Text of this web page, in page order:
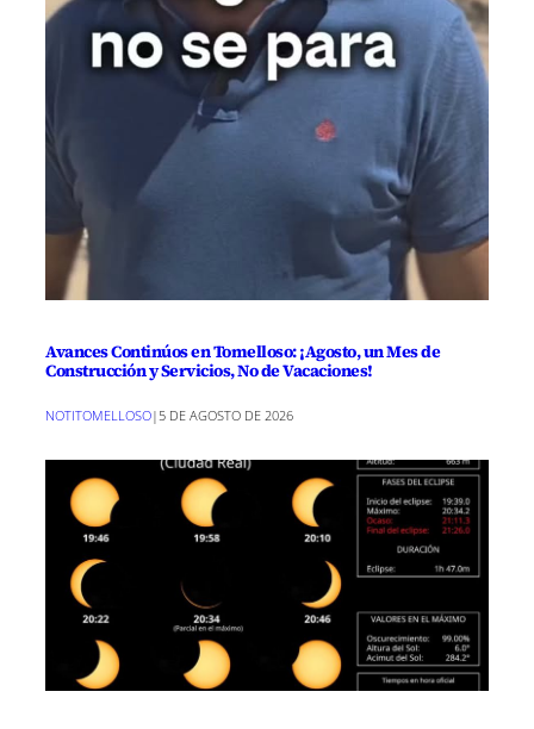
Avances Continúos en Tomelloso: ¡Agosto, un Mes de
Construcción y Servicios, No de Vacaciones!
NOTITOMELLOSO|5 DE AGOSTO DE 2026